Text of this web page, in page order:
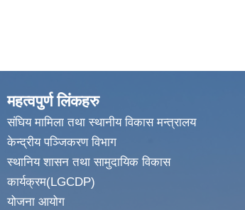
महत्वपुर्ण लिंकहरु
संघिय मामिला तथा स्थानीय विकास मन्त्रालय
केन्द्रीय पञ्जिकरण विभाग
स्थानिय शासन तथा सामुदायिक विकास
कार्यक्रम(LGCDP)
योजना आयोग